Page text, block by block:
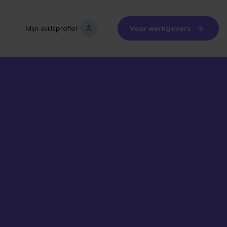
Mijn skillsprofiel Voor werkgevers